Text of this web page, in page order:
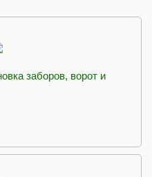
заборов, ворот и